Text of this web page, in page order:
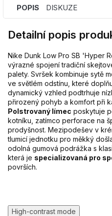
POPIS DISKUZE
Detailní popis
Nike Dunk Low Pro SB 'Hyper
výrazné spojení tradiční
palety. Svršek kombinuje sytě
ve světlém odstínu, které
dynamický vzhled podtrhuje
přirozený pohyb a komfort při
Polstrovaný límec poskytuje
kotníku, zatímco perforace na
prodyšnost. Mezipodešev v
tlumicí jednotku pro měkký
odolná gumová podrážka s
která je specializovaná pro
površích.
High-contrast mode